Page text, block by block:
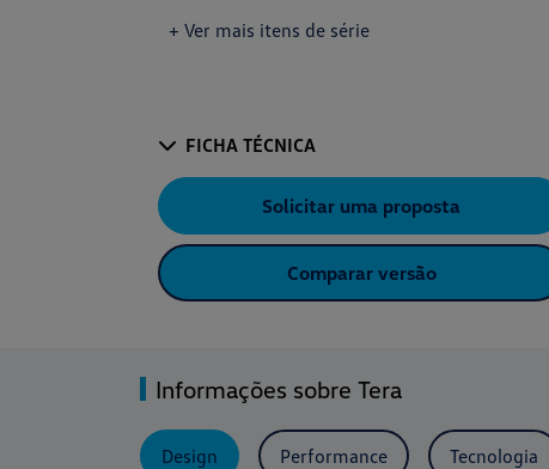
+ Ver mais itens de série
FICHA TÉCNICA
Solicitar uma proposta
Comparar versão
Informações sobre Tera
Design Performance Tecnologia